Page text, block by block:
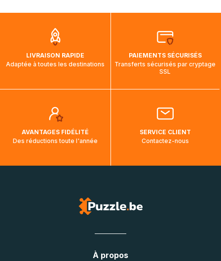
aura touché terre.
LIVRAISON RAPIDE
Adaptée à toutes les destinations
PAIEMENTS SÉCURISÉS
Transferts sécurisés par cryptage
SSL
AVANTAGES FIDÉLITÉ
Des réductions toute l'année
SERVICE CLIENT
Contactez-nous
À propos